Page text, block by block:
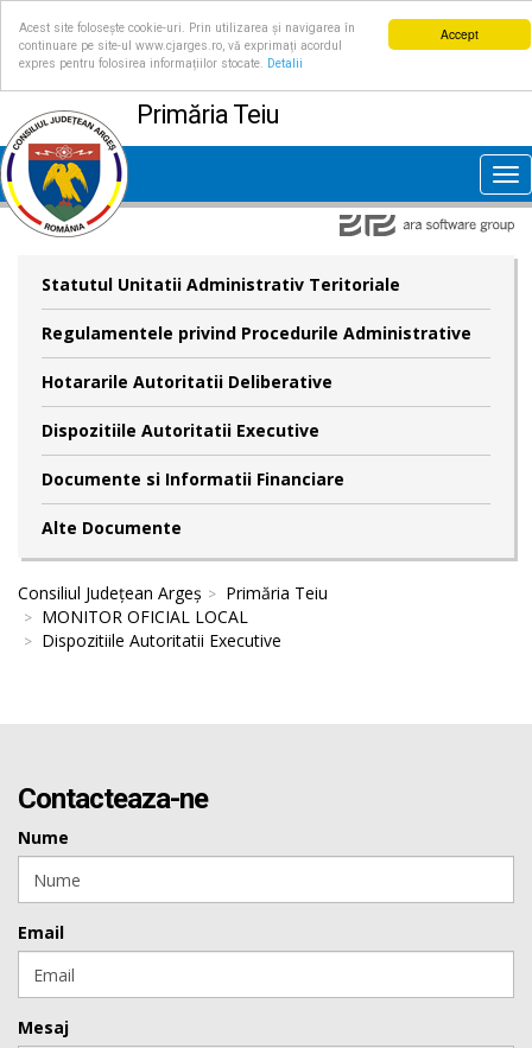
Accept
Acest site folosește cookie-uri. Prin utilizarea și navigarea în
continuare pe site-ul www.cjarges.ro, vă exprimați acordul
expres pentru folosirea informațiilor stocate.
Detalii
Primăria Teiu
Statutul Unitatii Administrativ Teritoriale
Regulamentele privind Procedurile Administrative
Hotararile Autoritatii Deliberative
Dispozitiile Autoritatii Executive
Documente si Informatii Financiare
Alte Documente
Consiliul Județean Argeș
Primăria Teiu
MONITOR OFICIAL LOCAL
Dispozitiile Autoritatii Executive
Contacteaza-ne
Nume
Email
Mesaj